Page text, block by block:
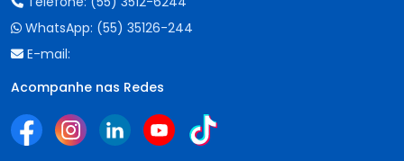
WhatsApp: (55) 35126-244
E-mail:
Acompanhe nas Redes